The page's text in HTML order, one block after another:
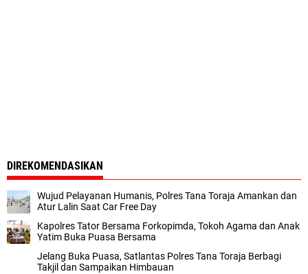
DIREKOMENDASIKAN
Wujud Pelayanan Humanis, Polres Tana Toraja Amankan dan
Atur Lalin Saat Car Free Day
Kapolres Tator Bersama Forkopimda, Tokoh Agama dan Anak
Yatim Buka Puasa Bersama
Jelang Buka Puasa, Satlantas Polres Tana Toraja Berbagi
Takjil dan Sampaikan Himbauan